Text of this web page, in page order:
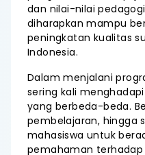
dan nilai-nilai
diharapkan mampu
peningkatan kualitas
Indonesia.
Dalam menjalani
sering kali
yang berbeda-beda.
pembelajaran, hingga
mahasiswa untuk
pemahaman